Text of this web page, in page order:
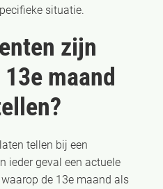
situatie.
zijn
maand
tellen bij een
ieder geval een actuele
de 13e maand als